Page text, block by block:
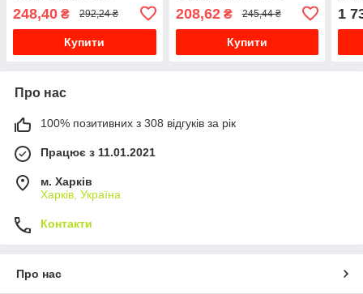
248,40 ₴ 292,24 ₴
Купити
208,62₴ 245,44 ₴
Купити
1
Про нас
100% позитивних з 308 відгуків за рік
Працює з 11.01.2021
м. Харків
Харків, Україна
Контакти
Про нас